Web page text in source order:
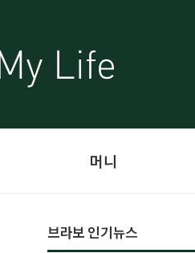
머니
브라보 인기뉴스